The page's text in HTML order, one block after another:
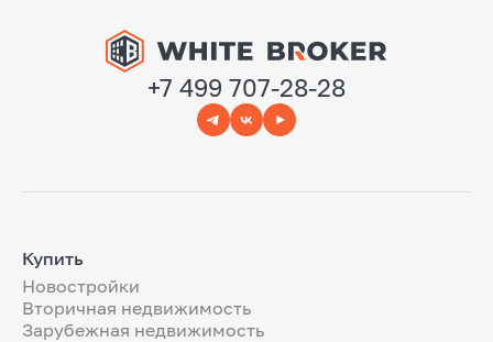
+7 499 707-28-28
Купить
Новостройки
Вторичная недвижимость
Зарубежная недвижимость